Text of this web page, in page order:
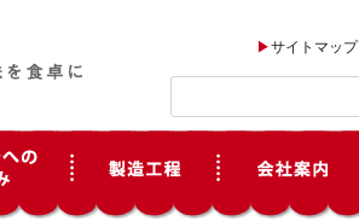
サイトマップ